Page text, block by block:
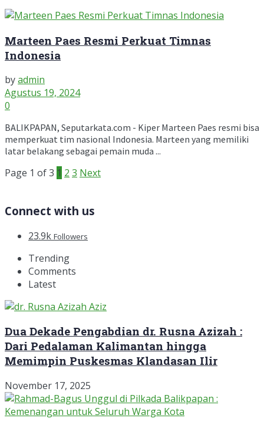
Marteen Paes Resmi Perkuat Timnas
Indonesia
byadmin
Agustus 19, 2024
0
BALIKPAPAN, Seputarkata.com - Kiper Marteen Paes resmi bisa
memperkuat tim nasional Indonesia. Marteen yang memiliki
latar belakang sebagai pemain muda ...
Page 1 of 3 1 2 3 Next
Connect with us
23.9k Followers
Trending
Comments
Latest
Dua Dekade Pengabdian dr. Rusna Azizah :
Dari Pedalaman Kalimantan hingga
Memimpin Puskesmas Klandasan Ilir
November 17, 2025